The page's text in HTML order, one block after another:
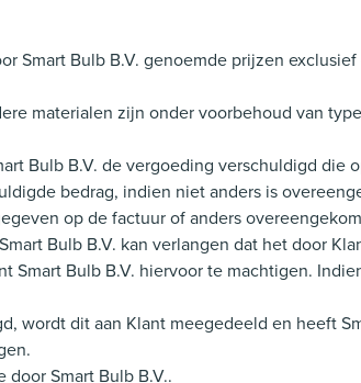
Smart Bulb B.V. genoemde prijzen
materialen zijn onder voorbehoud van
Bulb B.V. de vergoeding verschuldigd
bedrag, indien niet anders is
op de factuur of anders
Bulb B.V. kan verlangen dat het door
Smart Bulb B.V. hiervoor te machtigen.
wordt dit aan Klant meegedeeld en heeft
Smart Bulb B.V..